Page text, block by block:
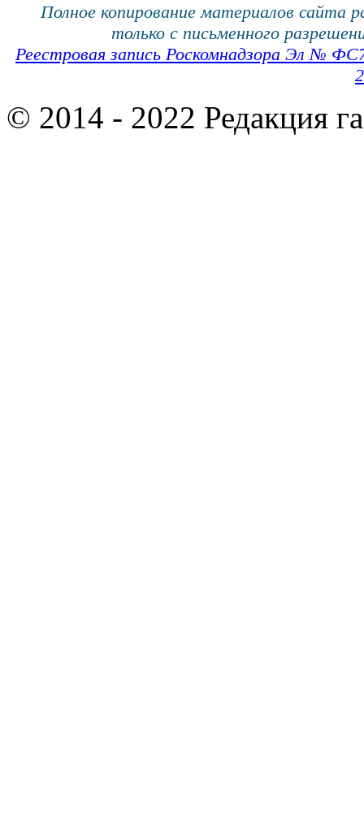
Полное копирование материалов сайта
только с письменного
Реестровая запись Роскомнадзора Эл №
© 2014 - 2022 Редакция